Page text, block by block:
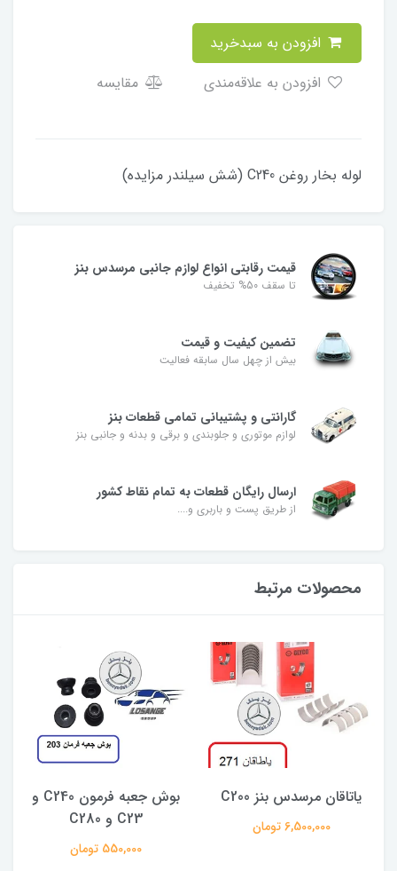
مقایسه
لوله بخار روغن C240 (شش سیلندر مزایده)
قیمت رقابتی انواع لوازم جانبی مرسدس بنز
تا سقف 50% تخفیف
تضمین کیفیت و قیمت
بیش از چهل سال سابقه فعالیت
گارانتی و پشتیبانی تمامی قطعات بنز
لوازم موتوری و جلوبندی و برقی و بدنه و جانبی بنز
ارسال رایگان قطعات به تمام نقاط کشور
از طریق پست و باربری و....
محصولات مرتبط
یاتاقان مرسدس بنز C200
6,500,000 تومان
بوش جعبه فرمون C240 و
C23 و C280
550,000 تومان